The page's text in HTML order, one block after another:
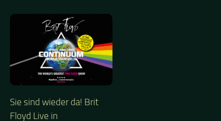
Sie sind wieder da! Brit
Floyd Live in